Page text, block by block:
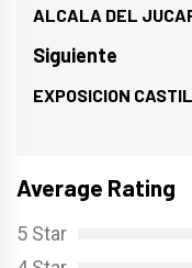
de
entradas
Entrada
anterior:
ALCALA DEL
Siguiente
Entrada
EXPOSICION
Average Rating
5 Star